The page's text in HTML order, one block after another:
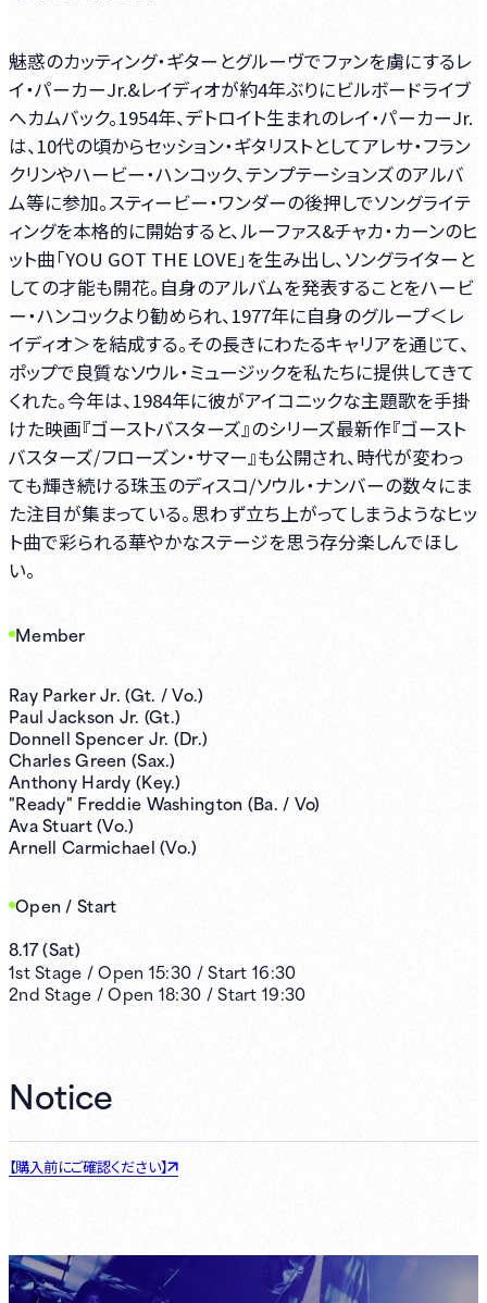
魅惑のカッティング・ギターとグルーヴでファンを虜にするレ
イ・パーカーJr.&レイディオが約4年ぶりにビルボードライブ
へカムバック。1954年、デトロイト生まれのレイ・パーカーJr.
は、10代の頃からセッション・ギタリストとしてアレサ・フラン
クリンやハービー・ハンコック、テンプテーションズのアルバ
ム等に参加。スティービー・ワンダーの後押しでソングライテ
ィングを本格的に開始すると、ルーファス&チャカ・カーンのヒ
ット曲「YOU GOT THE LOVE」を生み出し、ソングライターと
しての才能も開花。自身のアルバムを発表することをハービ
ー・ハンコックより勧められ、1977年に自身のグループ＜レ
イディオ＞を結成する。その長きにわたるキャリアを通じて、
ポップで良質なソウル・ミュージックを私たちに提供してきて
くれた。今年は、1984年に彼がアイコニックな主題歌を手掛
けた映画『ゴーストバスターズ』のシリーズ最新作『ゴースト
バスターズ/フローズン・サマー』も公開され、時代が変わっ
ても輝き続ける珠玉のディスコ/ソウル・ナンバーの数々にま
た注目が集まっている。思わず立ち上がってしまうようなヒッ
ト曲で彩られる華やかなステージを思う存分楽しんでほし
い。
Member
Ray Parker Jr. (Gt. / Vo.)
Paul Jackson Jr. (Gt.)
Donnell Spencer Jr. (Dr.)
Charles Green (Sax.)
Anthony Hardy (Key.)
"Ready" Freddie Washington (Ba. / Vo)
Ava Stuart (Vo.)
Arnell Carmichael (Vo.)
Open / Start
8.17(Sat)
1stStage /Open 15:30 /Start 16:30
2nd Stage /Open 18:30 /Start 19:30
Notice
【購入前にご確認ください】